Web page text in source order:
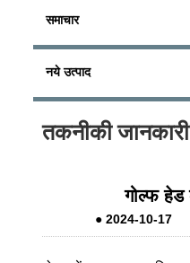
समाचार
नये उत्पाद
तकनीकी जानकारी
गोल्फ हेड
●2024-10-17